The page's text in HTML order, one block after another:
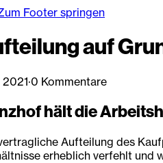
Footer springen
auf
2021·0 Kommentare
hält die
Aufteilung des
erheblich verfehlt